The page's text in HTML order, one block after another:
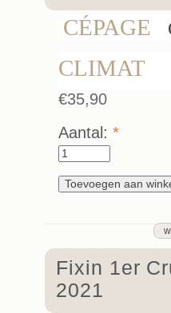
CÉPAGE
CLIMAT
€35,90
Aantal: *
Fixin 1er
2021